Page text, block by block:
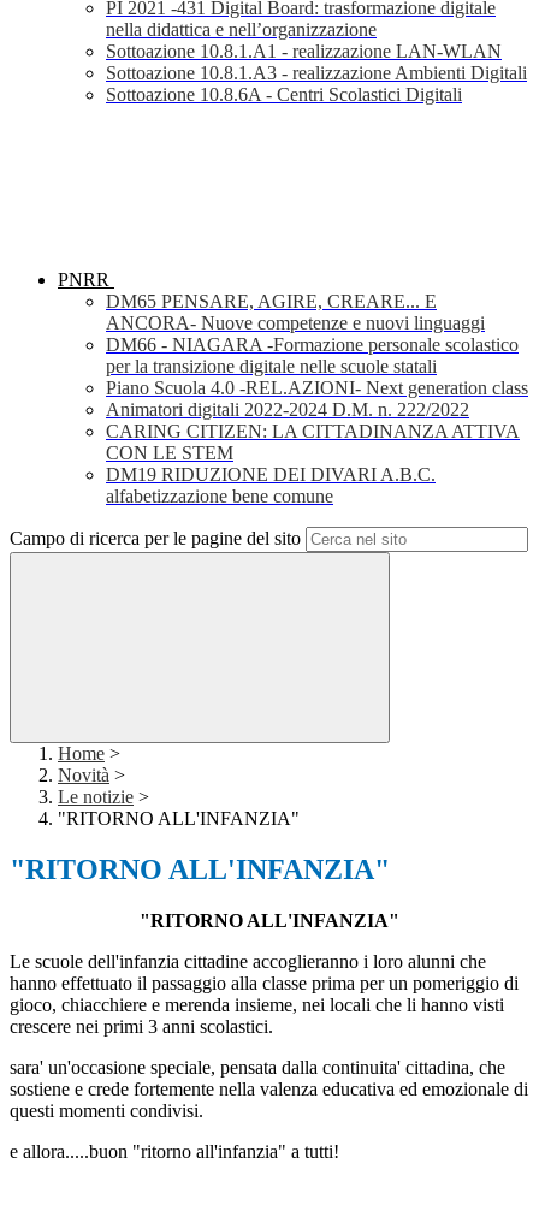
PI 2021 -431 Digital Board: trasformazione digitale
nella didattica e nell’organizzazione
Sottoazione 10.8.1.A1 - realizzazione LAN-WLAN
Sottoazione 10.8.1.A3 - realizzazione Ambienti Digitali
Sottoazione 10.8.6A - Centri Scolastici Digitali
PNRR
DM65 PENSARE, AGIRE, CREARE... E
ANCORA- Nuove competenze e nuovi linguaggi
DM66 - NIAGARA -Formazione personale scolastico
per la transizione digitale nelle scuole statali
Piano Scuola 4.0 -REL.AZIONI- Next generation class
Animatori digitali 2022-2024 D.M. n. 222/2022
CARING CITIZEN: LA CITTADINANZA ATTIVA
CON LE STEM
DM19 RIDUZIONE DEI DIVARI A.B.C.
alfabetizzazione bene comune
Campo di ricerca per le pagine del sito
Home >
Novità >
Le notizie >
"RITORNO ALL'INFANZIA"
"RITORNO ALL'INFANZIA"
"RITORNO ALL'INFANZIA"
Le scuole dell'infanzia cittadine accoglieranno i loro alunni che
hanno effettuato il passaggio alla classe prima per un pomeriggio di
gioco, chiacchiere e merenda insieme, nei locali che li hanno visti
crescere nei primi 3 anni scolastici.
sara' un'occasione speciale, pensata dalla continuita' cittadina, che
sostiene e crede fortemente nella valenza educativa ed emozionale di
questi momenti condivisi.
e allora.....buon "ritorno all'infanzia" a tutti!